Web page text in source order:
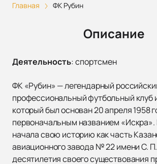
Главная ФК Рубин
Описание
Деятельность:спортсмен
ФК «Рубин» — легендарный
профессиональный футбольный клуб
который был основан 20 апреля 1958
первоначальным названием
начала свою историю как часть
авиационного завода № 22 имени С. П.
десятилетия своего существования